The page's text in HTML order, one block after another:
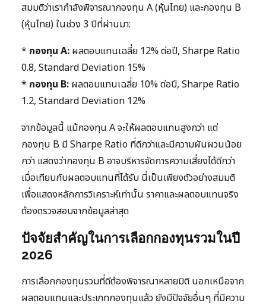
สมมติว่าเรากำลังพิจารณากองทุน A (หุ้นไทย) และกองทุน B
(หุ้นไทย) ในช่วง 3 ปีที่ผ่านมา:
* กองทุน A: ผลตอบแทนเฉลี่ย 12% ต่อปี, Sharpe Ratio
0.8, Standard Deviation 15%
* กองทุน B: ผลตอบแทนเฉลี่ย 10% ต่อปี, Sharpe Ratio
1.2, Standard Deviation 12%
จากข้อมูลนี้ แม้กองทุน A จะให้ผลตอบแทนสูงกว่า แต่
กองทุน B มี Sharpe Ratio ที่ดีกว่าและมีความผันผวนน้อย
กว่า แสดงว่ากองทุน B อาจบริหารจัดการความเสี่ยงได้ดีกว่า
เมื่อเทียบกับผลตอบแทนที่ได้รับ นี่เป็นเพียงตัวอย่างสมมติ
เพื่อแสดงหลักการวิเคราะห์เท่านั้น ราคาและผลตอบแทนจริง
ต้องตรวจสอบจากข้อมูลล่าสุด
ปัจจัยสำคัญในการเลือกกองทุนรวมในปี
2026
การเลือกกองทุนรวมที่ดีต้องพิจารณาหลายมิติ นอกเหนือจาก
ผลตอบแทนและประเภทกองทุนแล้ว ยังมีปัจจัยอื่นๆ ที่มีความ